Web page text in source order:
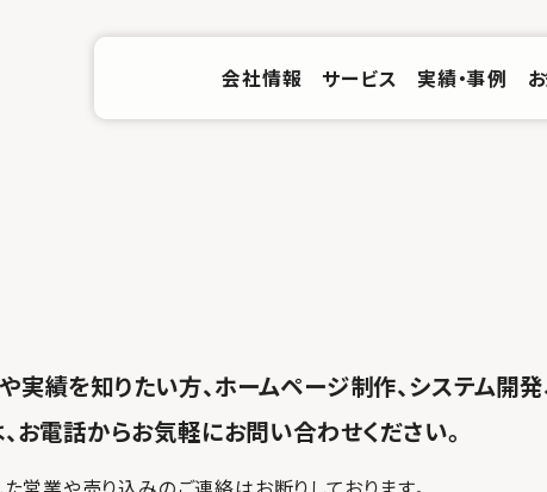
会社情報 サービス 実績・事例
績を知りたい方、ホームページ制作、システム開発
お電話からお気軽にお問い合わせください。